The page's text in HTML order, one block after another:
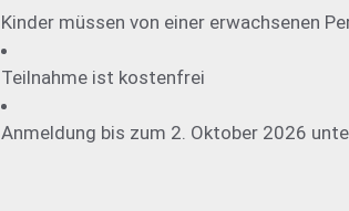
Kinder müssen von einer erwachsenen
Teilnahme ist kostenfrei
Anmeldung bis zum 2. Oktober 2026